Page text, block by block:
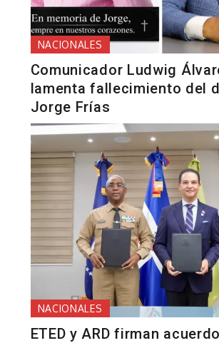
NACIONALES
Comunicador Ludwig
lamenta fallecimiento del
Jorge Frías
NACIONALES
ETED y ARD firman acuerdo